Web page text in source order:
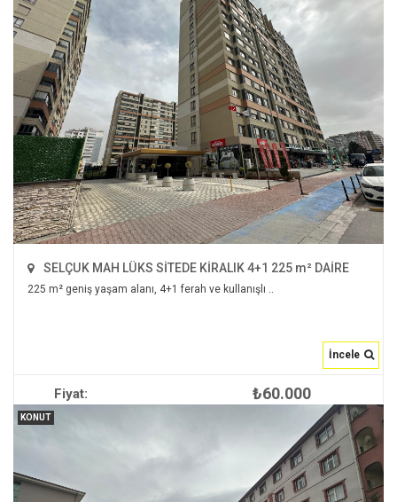
SELÇUK MAH LÜKS SİTEDE KİRALIK 4+1 225 m² DAİRE
225 m² geniş yaşam alanı, 4+1 ferah ve kullanışlı ..
İncele
Fiyat: ₺60.000
KONUT